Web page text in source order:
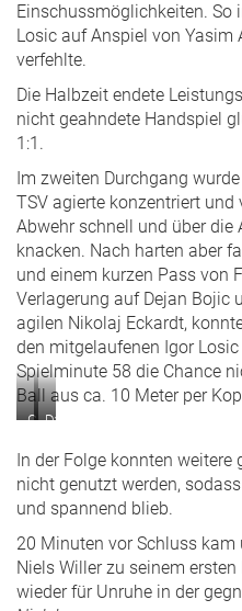
Einschussmöglichkeiten. So
Losic auf Anspiel von Yasim
verfehlte.
Die Halbzeit endete
nicht geahndete Handspiel
1:1.
Im zweiten Durchgang
TSV agierte konzentriert und
Abwehr schnell und über die
knacken. Nach harten aber
und einem kurzen Pass von
Verlagerung auf Dejan Bojic
agilen Nikolaj Eckardt,
den mitgelaufenen Igor
Spielminute 58 die Chance
Ball aus ca. 10 Meter per
Große
nach
dem
Siegtreffer
Dynamischer
von
Ulli
Siewert
In der Folge konnten
nicht genutzt werden,
und spannend blieb.
20 Minuten vor Schluss kam
Niels Willer zu seinem
wieder für Unruhe in der